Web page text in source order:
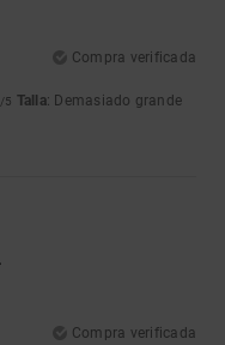
Compra verificada
/5 Talla: Demasiado grande
Compra verificada